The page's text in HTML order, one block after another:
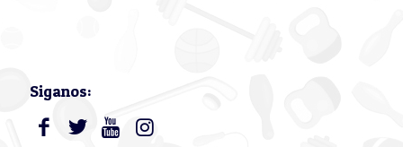
Siganos: